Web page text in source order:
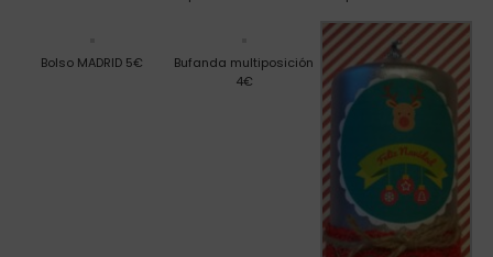
Bolso MADRID 5€
Bufanda multiposición
4€